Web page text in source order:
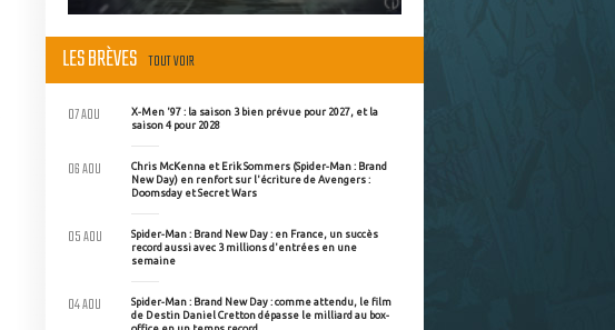
LES BRÈVES TOUT VOIR
X-Men '97 : la saison 3 bien prévue pour 2027, et la
saison 4 pour 2028
07 AOU
Chris McKenna et Erik Sommers (Spider-Man : Brand
New Day) en renfort sur l'écriture de Avengers :
Doomsday et Secret Wars
06 AOU
Spider-Man : Brand New Day : en France, un succès
record aussi avec 3 millions d'entrées en une
semaine
05 AOU
Spider-Man : Brand New Day : comme attendu, le film
de Destin Daniel Cretton dépasse le milliard au box-
04 AOU